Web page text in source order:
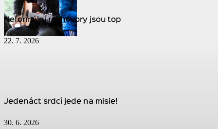
Neformální rozhovory jsou top
22. 7. 2026
Jedenáct srdcí jede na misie!
30. 6. 2026